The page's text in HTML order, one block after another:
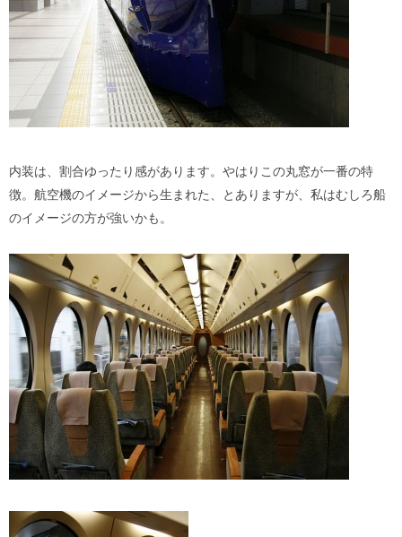
内装は、割合ゆったり感があります。やはりこの丸窓が一番の特
徴。航空機のイメージから生まれた、とありますが、私はむしろ船
のイメージの方が強いかも。